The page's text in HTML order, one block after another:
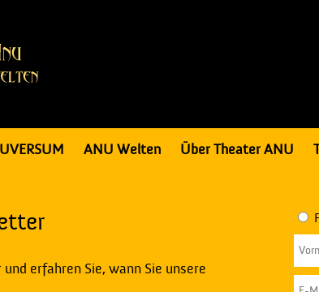
ANU Welten Über Theater ANU
erfahren Sie, wann Sie unsere